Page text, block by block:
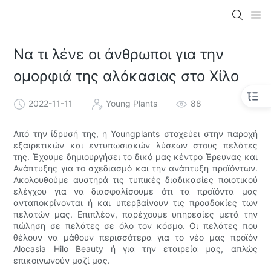
Να τι λένε οι άνθρωποι για την
ομορφιά της αλόκασιας στο Χίλο
2022-11-11 Young Plants 88
Από την ίδρυσή της, η Youngplants στοχεύει στην παροχή
εξαιρετικών και εντυπωσιακών λύσεων στους πελάτες
της. Έχουμε δημιουργήσει το δικό μας κέντρο Έρευνας και
Ανάπτυξης για το σχεδιασμό και την ανάπτυξη προϊόντων.
Ακολουθούμε αυστηρά τις τυπικές διαδικασίες ποιοτικού
ελέγχου για να διασφαλίσουμε ότι τα προϊόντα μας
ανταποκρίνονται ή και υπερβαίνουν τις προσδοκίες των
πελατών μας. Επιπλέον, παρέχουμε υπηρεσίες μετά την
πώληση σε πελάτες σε όλο τον κόσμο. Οι πελάτες που
θέλουν να μάθουν περισσότερα για το νέο μας προϊόν
Alocasia Hilo Beauty ή για την εταιρεία μας, απλώς
επικοινωνούν μαζί μας.